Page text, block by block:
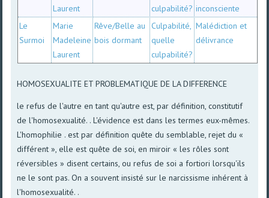
Laurent
culpabilité? inconsciente
Le
Surmoi
Marie
Madeleine
Laurent
Rêve/Belle au
bois dormant
Culpabilité,
quelle
culpabilité?
Malédiction et
délivrance
HOMOSEXUALITE ET PROBLEMATIQUE DE LA DIFFERENCE
le refus de l'autre en tant qu'autre est, par définition, constitutif
de l'homosexualité. . L'évidence est dans les termes eux-mêmes.
L'homophilie . est par définition quête du semblable, rejet du «
différent », elle est quête de soi, en miroir « les rôles sont
réversibles » disent certains, ou refus de soi a fortiori lorsqu'ils
ne le sont pas. On a souvent insisté sur le narcissisme inhérent à
l'homosexualité. .